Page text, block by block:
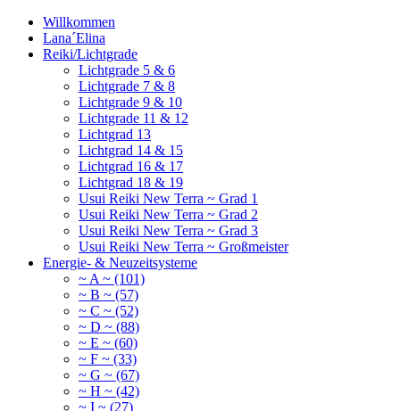
Willkommen
Lana´Elina
Reiki/Lichtgrade
Lichtgrade 5 & 6
Lichtgrade 7 & 8
Lichtgrade 9 & 10
Lichtgrade 11 & 12
Lichtgrad 13
Lichtgrad 14 & 15
Lichtgrad 16 & 17
Lichtgrad 18 & 19
Usui Reiki New Terra ~ Grad 1
Usui Reiki New Terra ~ Grad 2
Usui Reiki New Terra ~ Grad 3
Usui Reiki New Terra ~ Großmeister
Energie- & Neuzeitsysteme
~ A ~ (101)
~ B ~ (57)
~ C ~ (52)
~ D ~ (88)
~ E ~ (60)
~ F ~ (33)
~ G ~ (67)
~ H ~ (42)
~ I ~ (27)